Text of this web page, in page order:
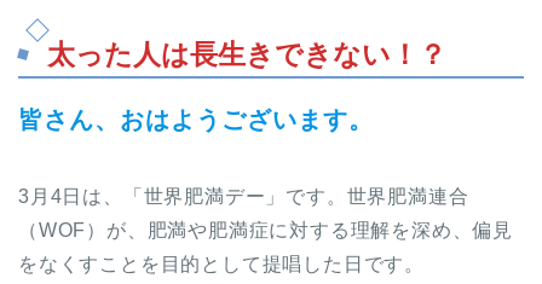
太った人は長生きできない！？
皆さん、おはようございます。
3月4日は、「世界肥満デー」です。世界肥満連合
（WOF）が、肥満や肥満症に対する理解を深め、偏見
をなくすことを目的として提唱した日です。